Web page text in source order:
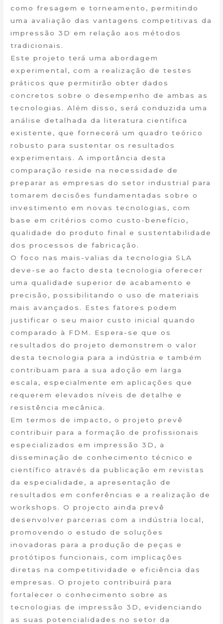
como fresagem e torneamento, permitindo
uma avaliação das vantagens competitivas da
impressão 3D em relação aos métodos
tradicionais.
Este projeto terá uma abordagem
experimental, com a realização de testes
práticos que permitirão obter dados
concretos sobre o desempenho de ambas as
tecnologias. Além disso, será conduzida uma
análise detalhada da literatura científica
existente, que fornecerá um quadro teórico
robusto para sustentar os resultados
experimentais. A importância desta
comparação reside na necessidade de
preparar as empresas do setor industrial para
tomarem decisões fundamentadas sobre o
investimento em novas tecnologias, com
base em critérios como custo-benefício,
qualidade do produto final e sustentabilidade
dos processos de fabricação.
O foco nas mais-valias da tecnologia SLA
deve-se ao facto desta tecnologia oferecer
uma qualidade superior de acabamento e
precisão, possibilitando o uso de materiais
mais avançados. Estes fatores podem
justificar o seu maior custo inicial quando
comparado à FDM. Espera-se que os
resultados do projeto demonstrem o valor
desta tecnologia para a indústria e também
contribuam para a sua adoção em larga
escala, especialmente em aplicações que
requerem elevados níveis de detalhe e
resistência mecânica.
Em termos de impacto, o projeto prevê
contribuir para a formação de profissionais
especializados em impressão 3D, a
disseminação de conhecimento técnico e
científico através da publicação em revistas
da especialidade, a apresentação de
resultados em conferências e a realização de
workshops. O projecto ainda prevê
desenvolver parcerias com a indústria local,
promovendo o estudo de soluções
inovadoras para a produção de peças e
protótipos funcionais, com implicações
diretas na competitividade e eficiência das
empresas. O projeto contribuirá para
fortalecer o conhecimento sobre as
tecnologias de impressão 3D, evidenciando
as suas potencialidades no setor da